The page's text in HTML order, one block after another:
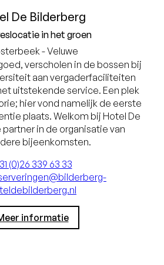
De Bilderberg
in het groen
- Veluwe
verscholen in de bossen bij
aan vergaderfaciliteiten
uitstekende service. Een plek
hier vond namelijk de eerste
plaats. Welkom bij Hotel De
partner in de organisatie van
bijeenkomsten.
(0)26 339 63 33
informatie